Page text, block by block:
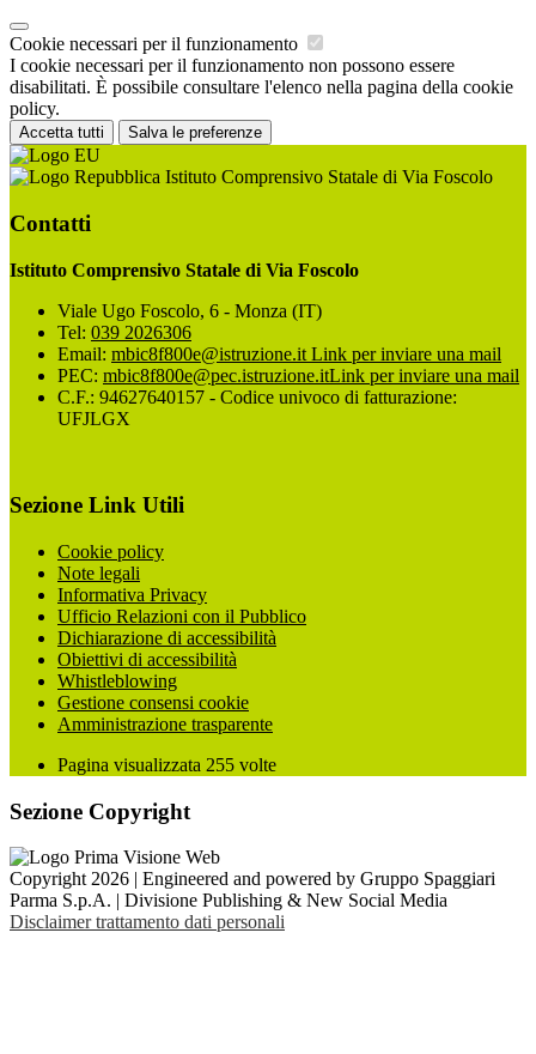
Cookie necessari per il funzionamento
I cookie necessari per il funzionamento non possono essere
disabilitati. È possibile consultare l'elenco nella pagina della cookie
policy.
Accetta tutti Salva le preferenze
Istituto Comprensivo Statale di Via Foscolo
Contatti
Istituto Comprensivo Statale di Via Foscolo
Viale Ugo Foscolo, 6 - Monza (IT)
Tel: 039 2026306
Email: mbic8f800e@istruzione.it Link per inviare una mail
PEC: mbic8f800e@pec.istruzione.itLink per inviare una mail
C.F.: 94627640157 - Codice univoco di fatturazione:
UFJLGX
Sezione Link Utili
Cookie policy
Note legali
Informativa Privacy
Ufficio Relazioni con il Pubblico
Dichiarazione di accessibilità
Obiettivi di accessibilità
Whistleblowing
Gestione consensi cookie
Amministrazione trasparente
Pagina visualizzata 255 volte
Sezione Copyright
Copyright 2026 | Engineered and powered by Gruppo Spaggiari
Parma S.p.A. | Divisione Publishing & New Social Media
Disclaimer trattamento dati personali